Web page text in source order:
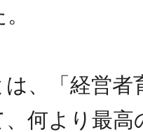
は、「経営
、何より最